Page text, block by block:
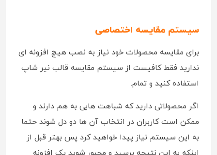
سیستم مقایسه اختصاصی
برای مقایسه محصولات خود نیاز به نصب هیچ افزونه ای
ندارید فقط کافیست از سیستم مقایسه قالب نیر شاپ
استفاده کنید و تمام.
اگر محصولاتی دارید که شباهت هایی به هم دارند و
ممکن است کاربران در انتخاب آن ها دو دل شوند حتما
به این سیستم نیاز پیدا خواهید کرد پس بهتر قبل از